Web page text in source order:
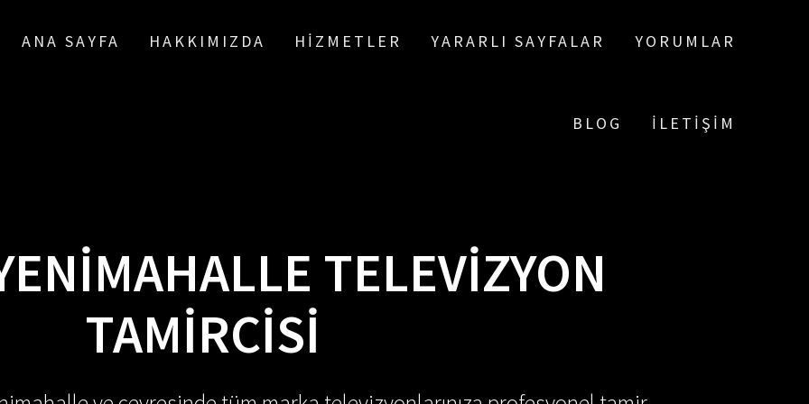
ANA SAYFA HAKKIMIZDA HIZMETLER YARARLI SAYFALAR YORUMLAR
BLOG İLETIŞIM
TELEVIZYON
TAMIRCISI